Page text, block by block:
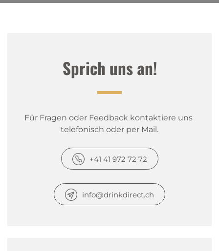
Sprich uns an!
Für Fragen oder Feedback kontaktiere uns
telefonisch oder per Mail.
+41 41 972 72 72
info@drinkdirect.ch